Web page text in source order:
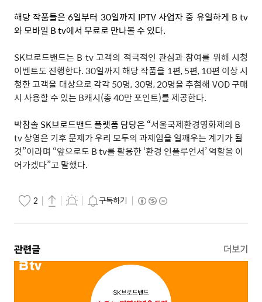
해당 작품들은6일부터 30일까지 IPTV사업자 중 유일하게 B tv
와 모바일 B tv에서 무료로 만나볼 수 있다.
SK브로드밴드는 B tv고객의 적극적인 관심과 참여를 위해 시청
이벤트도 진행한다. 30일까지 해당 작품을 1편, 5편, 10편 이상 시
청한 고객을 대상으로 각각50명, 30명, 20명을 추첨해 VOD구매
시 사용할 수 있는 B캐시(총40만 포인트)를 제공한다.
박참솔 SK브로드밴드 플랫폼 담당은 “서울국제환경영화제의 B
tv상영은 기후 문제가 우리 모두의 과제임을 일깨우는 계기가 될
것”이라며 “앞으로도 B tv를 활용한‘환경 인플루언서’역할을 이
어가겠다”고 말했다.
2 구독하기
관련글 더보기